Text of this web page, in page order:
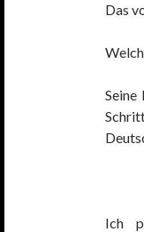
Das
Ich